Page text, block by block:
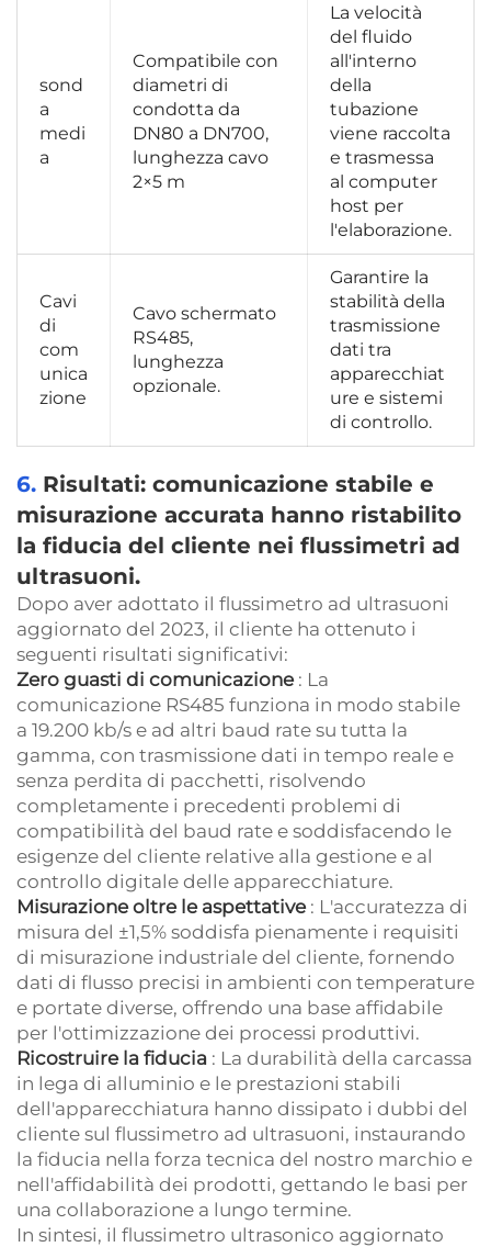
sond
a
medi
a
Compatibile con
diametri di
condotta da
DN80 a DN700,
lunghezza cavo
2×5 m
La velocità
del fluido
all'interno
della
tubazione
viene raccolta
e trasmessa
al computer
host per
Cavi
di
com
unica
Cavo schermato
RS485,
lunghezza
opzionale.
Garantire la
stabilità della
trasmissione
dati tra
apparecchiat
ure e sistemi
di controllo.
6. Risultati: comunicazione stabile e
misurazione accurata hanno ristabilito
la fiducia del cliente nei flussimetri ad
ultrasuoni.
Dopo aver adottato il flussimetro ad ultrasuoni
aggiornato del 2023, il cliente ha ottenuto i
seguenti risultati significativi:
Zero guasti di comunicazione : La
comunicazione RS485 funziona in modo stabile
a 19.200 kb/s e ad altri baud rate su tutta la
gamma, con trasmissione dati in tempo reale e
senza perdita di pacchetti, risolvendo
completamente i precedenti problemi di
compatibilità del baud rate e soddisfacendo le
esigenze del cliente relative alla gestione e al
controllo digitale delle apparecchiature.
Misurazione oltre le aspettative : L'accuratezza di
misura del ±1,5% soddisfa pienamente i requisiti
di misurazione industriale del cliente, fornendo
dati di flusso precisi in ambienti con temperature
e portate diverse, offrendo una base affidabile
per l'ottimizzazione dei processi produttivi.
Ricostruire la fiducia : La durabilità della carcassa
in lega di alluminio e le prestazioni stabili
dell'apparecchiatura hanno dissipato i dubbi del
cliente sul flussimetro ad ultrasuoni, instaurando
la fiducia nella forza tecnica del nostro marchio e
nell'affidabilità dei prodotti, gettando le basi per
una collaborazione a lungo termine.
In sintesi, il flussimetro ultrasonico aggiornato